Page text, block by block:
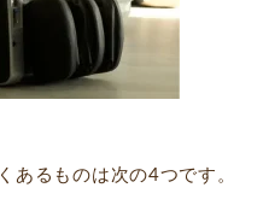
あるものは次の4つです。